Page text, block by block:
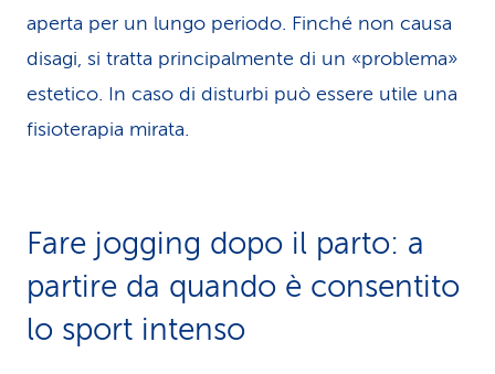
aperta per un lungo periodo. Finché non causa
disagi, si tratta principalmente di un «problema»
estetico. In caso di disturbi può essere utile una
fisioterapia mirata.
Fare jogging dopo il parto: a
partire da quando è consentito
lo sport intenso